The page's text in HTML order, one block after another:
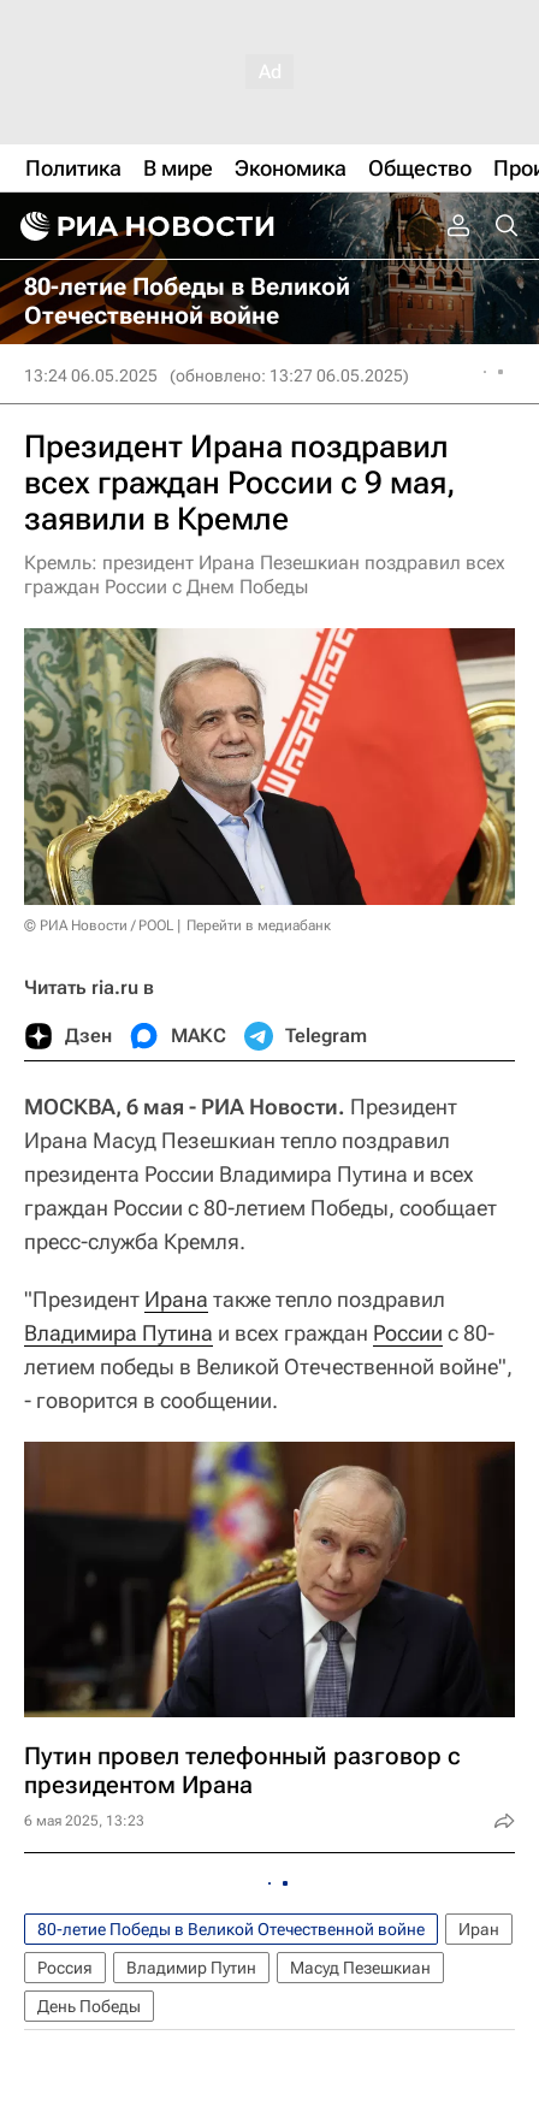
Политика В мире Экономика Общество
80-летие Победы в Великой
Отечественной войне
13:24 06.05.2025 (обновлено: 13:27 06.05.2025)
Президент Ирана поздравил
всех граждан России с 9 мая,
заявили в Кремле
Кремль: президент Ирана Пезешкиан поздравил всех
граждан России с Днем Победы
© РИА Новости / POOL Перейти в медиабанк
Читать ria.ru в
Дзен МАКС Telegram
МОСКВА, 6 мая - РИА Новости. Президент
Ирана Масуд Пезешкиан тепло поздравил
президента России Владимира Путина и всех
граждан России с 80-летием Победы, сообщает
пресс-служба Кремля.
"Президент Ирана также тепло поздравил
Владимира Путина и всех граждан России с 80-
летием победы в Великой Отечественной войне",
- говорится в сообщении.
Путин провел телефонный разговор с
президентом Ирана
6 мая 2025, 13:23
80-летие Победы в Великой Отечественной войне
Иран
Россия
Владимир Путин
Масуд Пезешкиан
День Победы